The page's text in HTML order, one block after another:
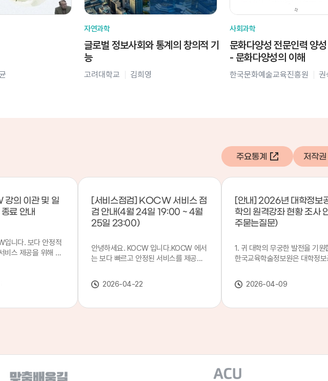
자연과학
글로벌 정보사회와 통계의 창의적 기
능
고려대학교 김희영
사회과학
문화다양성 전문인력 양
- 문화다양성의 이해
한국문화예술교육진흥원 권
의 이관 및 일
료 안내
입니다. 보다 안정적
비스 제공을 위해 강
니, 이용에 참고하
작업으로 인해 일부
료 강의 목록은 아래
[서비스점검] KOCW 서비스 점
검 안내(4월 24일 19:00 ~ 4월
25일 23:00)
안녕하세요. KOCW 입니다.KOCW 에서
는 보다 빠르고 안정된 서비스를 제공하
합니다.※ 서비스 점검 작업 일시 : 4월
24일(금) 19:00 ~ 4월 25일(토) 23:00
안 일시중지될 예정이오니, 이 점 양해하
2026-04-22
[안내] 2026년 대학정보
학의 원격강좌 현황 조사
주묻는질문)
1. 귀 대학의 무궁한 발전을 기원
한국교육학술정보원은 대학정
본 조사는 2025. 3. 1~2026. 2.
에 운영된 원격강좌(이러닝) 현
강좌(12-바)'에 데이터를 연계할
인시 캠퍼스인 경우 해당 캠퍼스
2026-04-09
주요통계 저작